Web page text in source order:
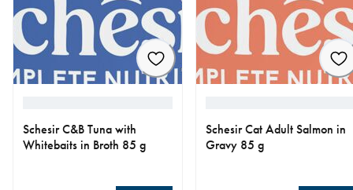
Schesir C&B Tuna with
Whitebaits in Broth 85 g
Schesir Cat Adult Salmon in
Gravy 85 g